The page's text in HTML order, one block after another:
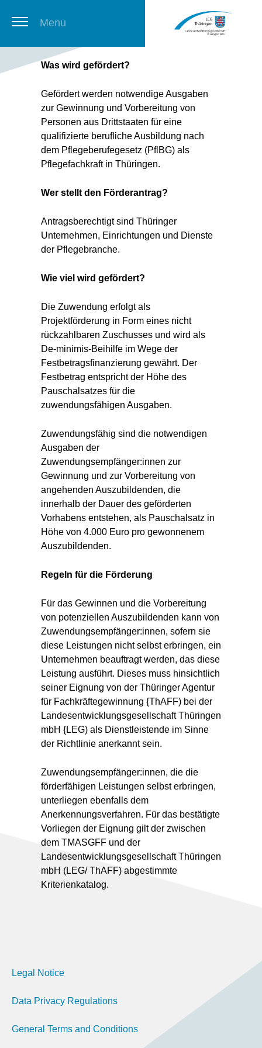
Menu
Thuringian Job Board
Newsletter
Was wird gefördert?
Gefördert werden notwendige Ausgaben
zur Gewinnung und Vorbereitung von
Personen aus Drittstaaten für eine
qualifizierte berufliche Ausbildung nach
dem Pflegeberufegesetz (PflBG) als
Pflegefachkraft in Thüringen.
Wer stellt den Förderantrag?
Antragsberechtigt sind Thüringer
Unternehmen, Einrichtungen und Dienste
der Pflegebranche.
Wie viel wird gefördert?
Die Zuwendung erfolgt als
Projektförderung in Form eines nicht
rückzahlbaren Zuschusses und wird als
De-minimis-Beihilfe im Wege der
Festbetragsfinanzierung gewährt. Der
Festbetrag entspricht der Höhe des
Pauschalsatzes für die
zuwendungsfähigen Ausgaben.
Zuwendungsfähig sind die notwendigen
Ausgaben der
Zuwendungsempfänger:innen zur
Gewinnung und zur Vorbereitung von
angehenden Auszubildenden, die
innerhalb der Dauer des geförderten
Vorhabens entstehen, als Pauschalsatz in
Höhe von 4.000 Euro pro gewonnenem
Auszubildenden.
Regeln für die Förderung
Für das Gewinnen und die Vorbereitung
von potenziellen Auszubildenden kann von
Zuwendungsempfänger:innen, sofern sie
diese Leistungen nicht selbst erbringen, ein
Unternehmen beauftragt werden, das diese
Leistung ausführt. Dieses muss hinsichtlich
seiner Eignung von der Thüringer Agentur
für Fachkräftegewinnung {ThAFF) bei der
Landesentwicklungsgesellschaft Thüringen
mbH {LEG) als Dienstleistende im Sinne
der Richtlinie anerkannt sein.
Zuwendungsempfänger:innen, die die
förderfähigen Leistungen selbst erbringen,
unterliegen ebenfalls dem
Anerkennungsverfahren. Für das bestätigte
Vorliegen der Eignung gilt der zwischen
dem TMASGFF und der
Landesentwicklungsgesellschaft Thüringen
mbH (LEG/ ThAFF) abgestimmte
Kriterienkatalog.
Legal Notice
Data Privacy Regulations
General Terms and Conditions